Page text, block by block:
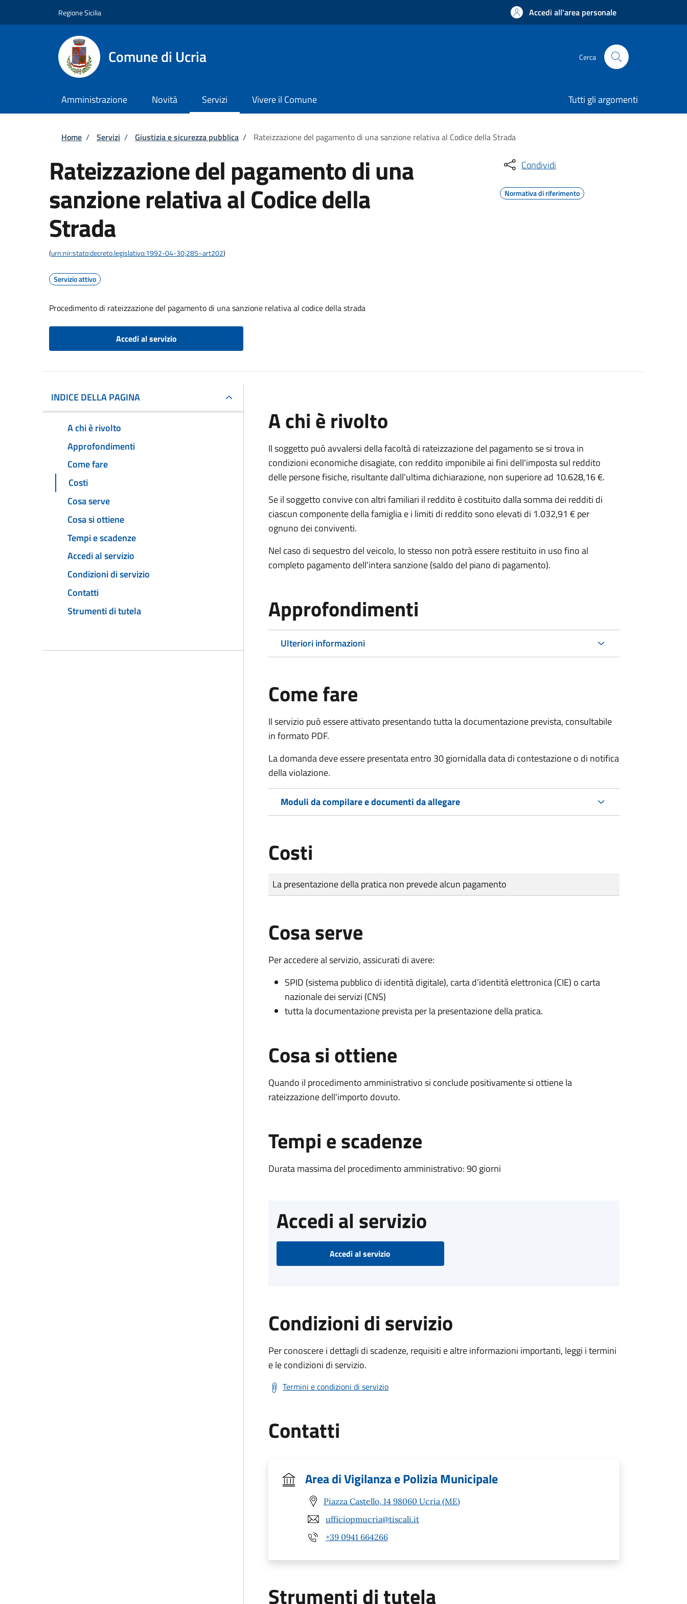
Regione Sicilia Accedi all'area personale
Comune di Ucria Cerca
Amministrazione Novità Servizi Vivere il Comune Tutti gli argomenti
Briciole di pane
Home / Servizi / Giustizia e sicurezza pubblica / Rateizzazione del pagamento di una sanzione relativa al Codice della Strada
Rateizzazione del pagamento di una
sanzione relativa al Codice della
Strada
(urn:nir:stato:decreto.legislativo:1992-04-30;285~art202)
Servizio attivo
Procedimento di rateizzazione del pagamento di una sanzione relativa al codice della strada
Accedi al servizio
Condividi
Normativa di riferimento
INDICE DELLA PAGINA
A chi è rivolto
Approfondimenti
Come fare
Costi
Cosa serve
Cosa si ottiene
Tempi e scadenze
Accedi al servizio
Condizioni di servizio
Contatti
Strumenti di tutela
A chi è rivolto
Il soggetto può avvalersi della facoltà di rateizzazione del pagamento se si trova in
condizioni economiche disagiate, con reddito imponibile ai fini dell'imposta sul reddito
delle persone fisiche, risultante dall'ultima dichiarazione, non superiore ad 10.628,16 €.
Se il soggetto convive con altri familiari il reddito è costituito dalla somma dei redditi di
ciascun componente della famiglia e i limiti di reddito sono elevati di 1.032,91 € per
ognuno dei conviventi.
Nel caso di sequestro del veicolo, lo stesso non potrà essere restituito in uso fino al
completo pagamento dell'intera sanzione (saldo del piano di pagamento).
Approfondimenti
Ulteriori informazioni
Come fare
Il servizio può essere attivato presentando tutta la documentazione prevista, consultabile
in formato PDF.
La domanda deve essere presentata entro 30 giornidalla data di contestazione o di notifica
della violazione.
Moduli da compilare e documenti da allegare
Costi
Tipo di pagamento
Importo
La presentazione della pratica non prevede alcun pagamento
Cosa serve
Per accedere al servizio, assicurati di avere:
SPID (sistema pubblico di identità digitale), carta d’identità elettronica (CIE) o carta
nazionale dei servizi (CNS)
tutta la documentazione prevista per la presentazione della pratica.
Cosa si ottiene
Quando il procedimento amministrativo si conclude positivamente si ottiene la
rateizzazione dell'importo dovuto.
Tempi e scadenze
Durata massima del procedimento amministrativo: 90 giorni
Accedi al servizio
Accedi al servizio
Condizioni di servizio
Per conoscere i dettagli di scadenze, requisiti e altre informazioni importanti, leggi i termini
e le condizioni di servizio.
Termini e condizioni di servizio
Contatti
Area di Vigilanza e Polizia Municipale
Piazza Castello, 14 98060 Ucria (ME)
ufficiopmucria@tiscali.it
+39 0941 664266
Strumenti di tutela